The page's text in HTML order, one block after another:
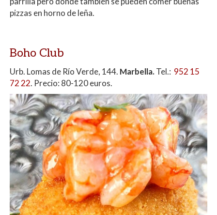
pizzas en horno de leña.
Boho Club
Urb. Lomas de Río Verde, 144. Marbella.Tel.: 952 15
72 22. Precio: 80-120 euros.